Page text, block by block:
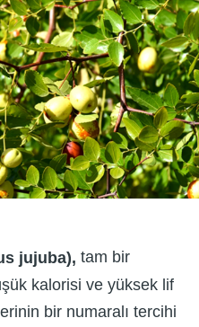
jujuba), tam bir
kalorisi ve yüksek lif
bir numaralı tercihi